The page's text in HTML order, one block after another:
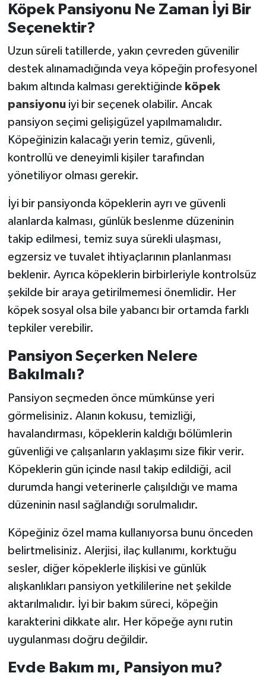
Köpek Pansiyonu Ne Zaman İyi Bir
Seçenektir?
Uzun süreli tatillerde, yakın çevreden güvenilir
destek alınamadığında veya köpeğin profesyonel
bakım altında kalması gerektiğinde köpek
pansiyonuiyi bir seçenek olabilir. Ancak
pansiyon seçimi gelişigüzel yapılmamalıdır.
Köpeğinizin kalacağı yerin temiz, güvenli,
kontrollü ve deneyimli kişiler tarafından
yönetiliyor olması gerekir.
İyi bir pansiyonda köpeklerin ayrı ve güvenli
alanlarda kalması, günlük beslenme düzeninin
takip edilmesi, temiz suya sürekli ulaşması,
egzersiz ve tuvalet ihtiyaçlarının planlanması
beklenir. Ayrıca köpeklerin birbirleriyle kontrolsüz
şekilde bir araya getirilmemesi önemlidir. Her
köpek sosyal olsa bile yabancı bir ortamda farklı
tepkiler verebilir.
Pansiyon Seçerken Nelere
Bakılmalı?
Pansiyon seçmeden önce mümkünse yeri
görmelisiniz. Alanın kokusu, temizliği,
havalandırması, köpeklerin kaldığı bölümlerin
güvenliği ve çalışanların yaklaşımı size fikir verir.
Köpeklerin gün içinde nasıl takip edildiği, acil
durumda hangi veterinerle çalışıldığı ve mama
düzeninin nasıl sağlandığı sorulmalıdır.
Köpeğiniz özel mama kullanıyorsa bunu önceden
belirtmelisiniz. Alerjisi, ilaç kullanımı, korktuğu
sesler, diğer köpeklerle ilişkisi ve günlük
alışkanlıkları pansiyon yetkililerine net şekilde
aktarılmalıdır. İyi bir bakım süreci, köpeğin
karakterini dikkate alır. Her köpeğe aynı rutin
uygulanması doğru değildir.
Evde Bakım mı, Pansiyon mu?